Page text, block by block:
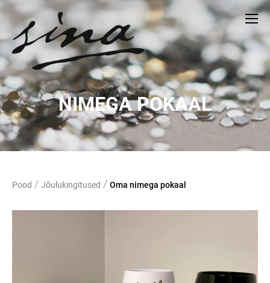
NIMEGA POKAAL
Pood / Jõulukingitused / Oma nimega pokaal